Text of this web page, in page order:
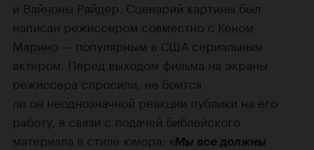
и Вайноны Райдер . Сценарий картины был
написан режиссером совместно с Кеном
Марино — популярным в США сериальным
актером. Перед выходом фильма на экраны
режиссера спросили, не боится
ли он неоднозначной реакции публики на его
работу, в связи с подачей библейского
материала в стиле юмора: «Мы все должны